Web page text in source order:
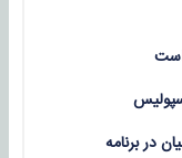
است
در برنامه